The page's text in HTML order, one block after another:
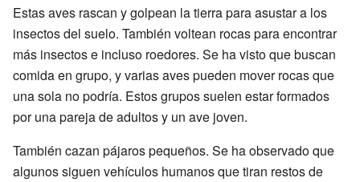
Estas aves rascan y golpean la tierra para asustar a los
insectos del suelo. También voltean rocas para encontrar
más insectos e incluso roedores. Se ha visto que buscan
comida en grupo, y varias aves pueden mover rocas que
una sola no podría. Estos grupos suelen estar formados
por una pareja de adultos y un ave joven.
También cazan pájaros pequeños. Se ha observado que
algunos siguen vehículos humanos que tiran restos de